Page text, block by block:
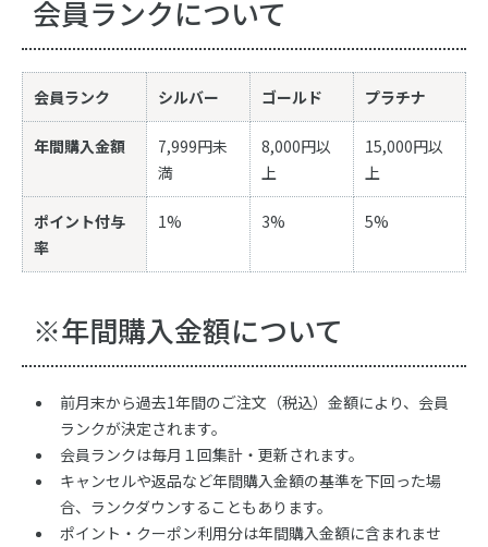
会員ランクについて
会員ランク シルバー ゴールド プラチナ
年間購入金額
7,999円未
満
8,000円以
上
15,000円以
上
ポイント付与
率
1% 3% 5%
※年間購入金額について
前月末から過去1年間のご注文（税込）金額により、会員
ランクが決定されます。
会員ランクは毎月１回集計・更新されます。
キャンセルや返品など年間購入金額の基準を下回った場
合、ランクダウンすることもあります。
ポイント・クーポン利用分は年間購入金額に含まれませ